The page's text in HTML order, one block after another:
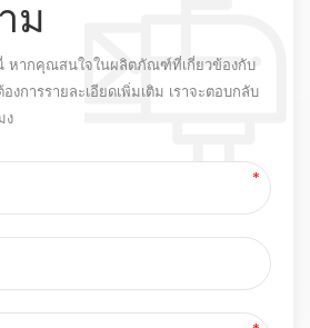
ม
หากคุณสนใจในผลิตภัณฑ์ที่เกี่ยวข้องกับ
งการรายละเอียดเพิ่มเติม เราจะตอบกลับ
ง